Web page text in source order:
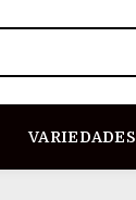
VARIEDADES